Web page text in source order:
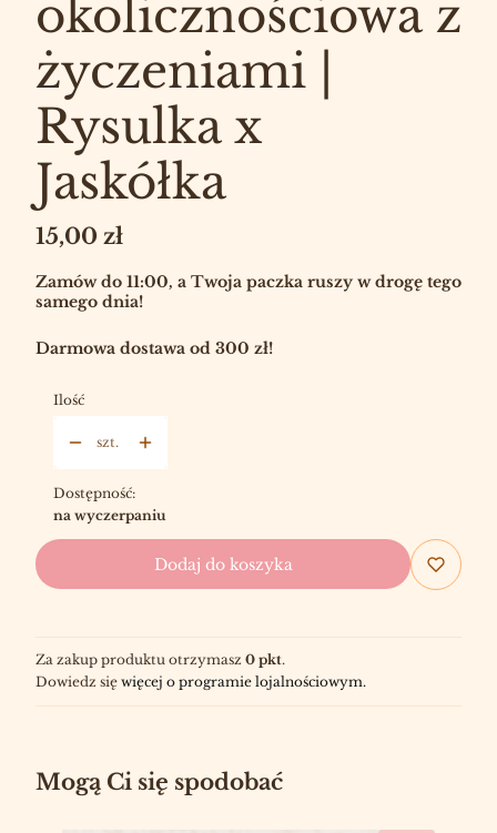
okolicznościowa z
życzeniami |
Rysulka x
Jaskółka
Cena
15,00 zł
Zamów do 11:00, a Twoja paczka ruszy w drogę tego
samego dnia!
Darmowa dostawa od 300 zł!
Ilość
szt.
Dostępność:
na wyczerpaniu
Dodaj do koszyka
Za zakup produktu otrzymasz 0 pkt.
Dowiedz się więcej o programie lojalnościowym.
Mogą Ci się spodobać